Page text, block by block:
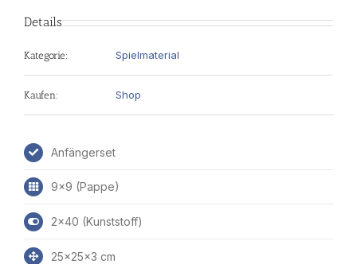
Details
Kategorie: Spielmaterial
Kaufen: Shop
Anfängerset
9x9 (Pappe)
2x40 (Kunststoff)
25x25x3 cm